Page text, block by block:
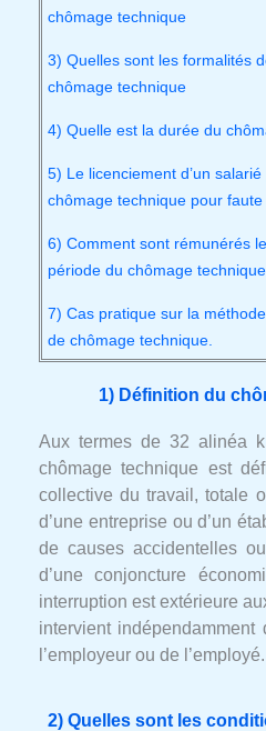
chômage technique
3) Quelles sont les formalités
chômage technique
4) Quelle est la durée du
5) Le licenciement d’un
chômage technique pour
6) Comment sont rémunérés
période du chômage
7) Cas pratique sur la
de chômage technique.
1) Définition du
Aux termes de 32 alinéa
chômage technique est
collective du travail, totale
d’une entreprise ou d’un
de causes accidentelles
d’une conjoncture
interruption est extérieure
intervient indépendamment
l’employeur ou de l’employé.
2) Quelles sont les